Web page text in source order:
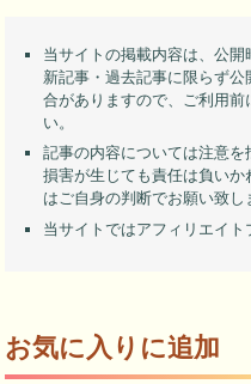
当サイトの掲載内容は、公
新記事・過去記事に限らず
合がありますので、ご利用前
い。
記事の内容については注意
損害が生じても責任は負い
はご自身の判断でお願い致し
当サイトではアフィリエイト
お気に入りに追加